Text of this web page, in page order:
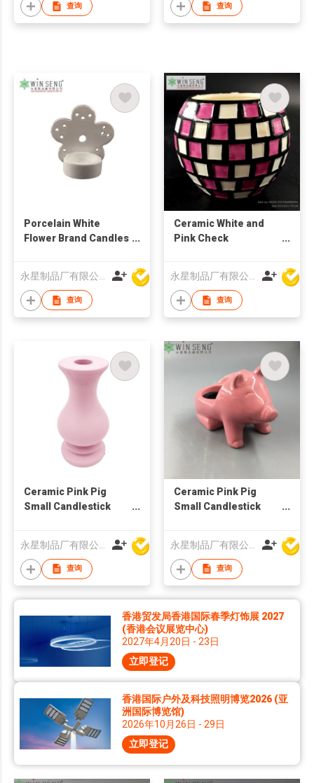
查询 查询
Porcelain White
Flower Brand Candles
永星制品厂有限公司
查询
Ceramic White and
Pink Check
永星制品厂有限公司
查询
Ceramic Pink Pig
Small Candlestick
查询
Ceramic Pink Pig
Small Candlestick
查询
香港贸发局香港国际春季灯饰展 2027
(香港会议展览中心)
2027年4月20日 - 23日
立即登记
香港国际户外及科技照明博览2026 (亚
洲国际博览馆)
2026年10月26日 - 29日
立即登记